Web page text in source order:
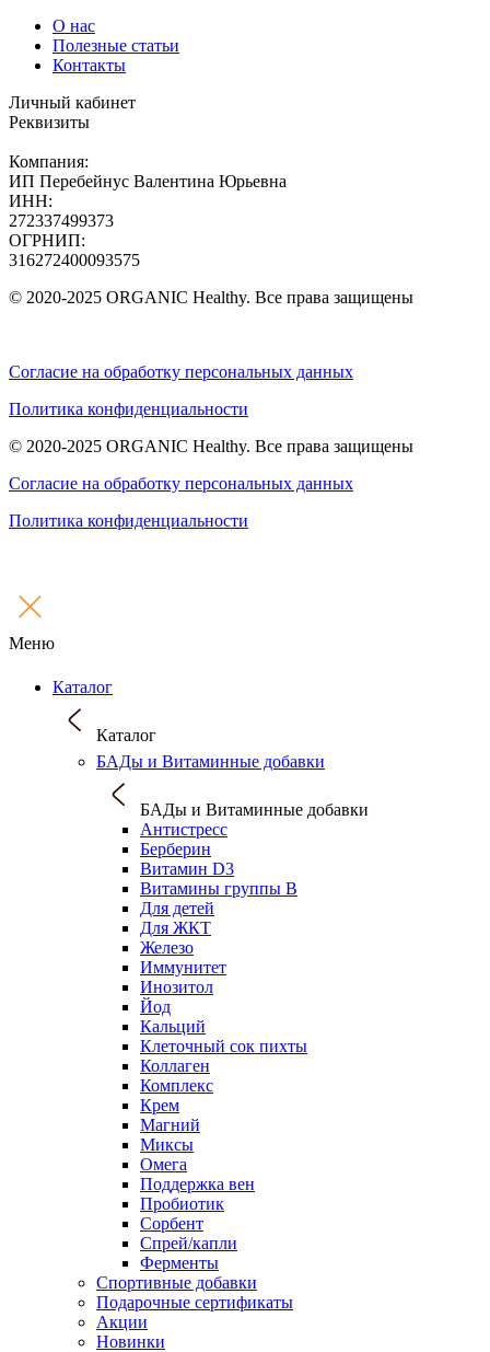
О нас
Полезные статьи
Контакты
Личный кабинет
Реквизиты
Компания:
ИП Перебейнус Валентина Юрьевна
ИНН:
272337499373
ОГРНИП:
316272400093575
© 2020-2025 ORGANIC Healthy. Все права защищены
Согласие на обработку персональных данных
Политика конфиденциальности
© 2020-2025 ORGANIC Healthy. Все права защищены
Согласие на обработку персональных данных
Политика конфиденциальности
Меню
Каталог
Каталог
БАДы и Витаминные добавки
БАДы и Витаминные добавки
Антистресс
Берберин
Витамин D3
Витамины группы B
Для детей
Для ЖКТ
Железо
Иммунитет
Инозитол
Йод
Кальций
Клеточный сок пихты
Коллаген
Комплекс
Крем
Магний
Миксы
Омега
Поддержка вен
Пробиотик
Сорбент
Спрей/капли
Ферменты
Спортивные добавки
Подарочные сертификаты
Акции
Новинки